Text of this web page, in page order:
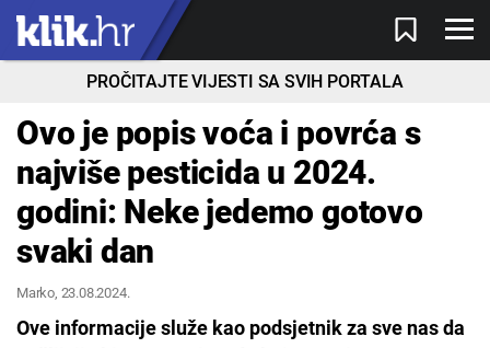
PROČITAJTE VIJESTI SA SVIH PORTALA
Ovo je popis voća i povrća s
najviše pesticida u 2024.
godini: Neke jedemo gotovo
svaki dan
Marko, 23.08.2024.
Ove informacije služe kao podsjetnik za sve nas da